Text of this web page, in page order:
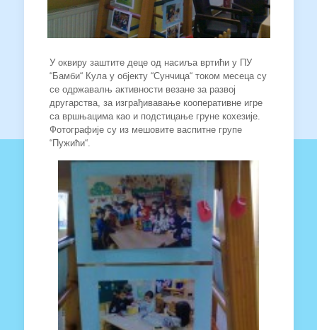
У оквиру заштите деце од насиља вртићи у ПУ
“Бамби“ Кула у објекту “Сунчица“ током месеца су
се одржавалњ активности везане за развој
другарства, за изграђивавање кооперативне игре
са вршњацима као и подстицање груне кохезије.
Фотографије су из мешовите васпитне групе
“Пужићи“.